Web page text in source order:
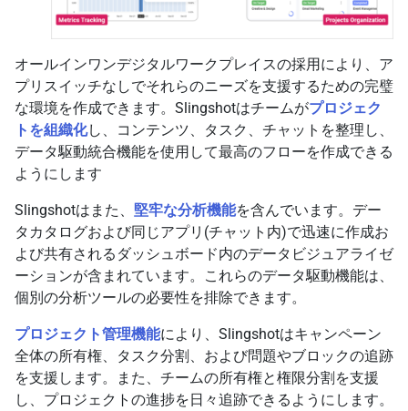
オールインワンデジタルワークプレイスの採用により、ア
プリスイッチなしでそれらのニーズを支援するための完璧
な環境を作成できます。Slingshotはチームがプロジェク
トを組織化し、コンテンツ、タスク、チャットを整理し、
データ駆動統合機能を使用して最高のフローを作成できる
ようにします
Slingshotはまた、 堅牢な分析機能を含んでいます。デー
タカタログおよび同じアプリ(チャット内)で迅速に作成お
よび共有されるダッシュボード内のデータビジュアライゼ
ーションが含まれています。これらのデータ駆動機能は、
個別の分析ツールの必要性を排除できます。
プロジェクト管理機能により、Slingshotはキャンペーン
全体の所有権、タスク分割、および問題やブロックの追跡
を支援します。また、チームの所有権と権限分割を支援
し、プロジェクトの進捗を日々追跡できるようにします。